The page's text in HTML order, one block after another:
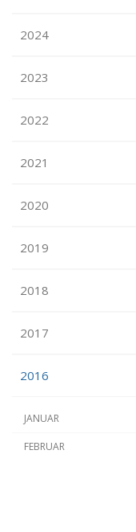
2024
2023
2022
2021
2020
2019
2018
2017
2016
JANUAR
FEBRUAR